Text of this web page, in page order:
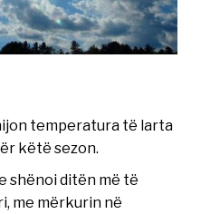
temperatura të larta
këtë sezon.
shënoi ditën më të
me mërkurin në